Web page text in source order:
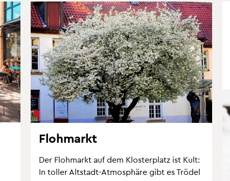
Floh­markt
Der Floh­markt auf dem Klos­ter­platz ist Kult:
In tol­ler Alt­stadt-At­mo­sphä­re gibt es Trö­del